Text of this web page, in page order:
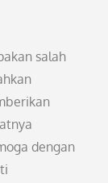
salah
dengan